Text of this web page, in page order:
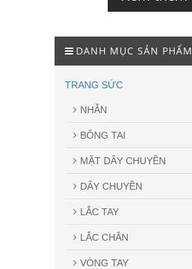
DANH MỤC SẢN PHẨM
TRANG SỨC
NHẪN
BÔNG TAI
MẶT DÂY CHUYỀN
DÂY CHUYỀN
LẮC TAY
LẮC CHÂN
VÒNG TAY